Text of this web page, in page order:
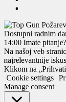
Dostupni radnim
14:00 Imate
Na našoj veb
najrelevantnije
Klikom na
Cookie settings
Manage consent